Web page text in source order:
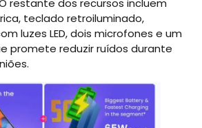
restante dos recursos incluem
teclado retroiluminado,
luzes LED, dois microfones e um
promete reduzir ruídos durante